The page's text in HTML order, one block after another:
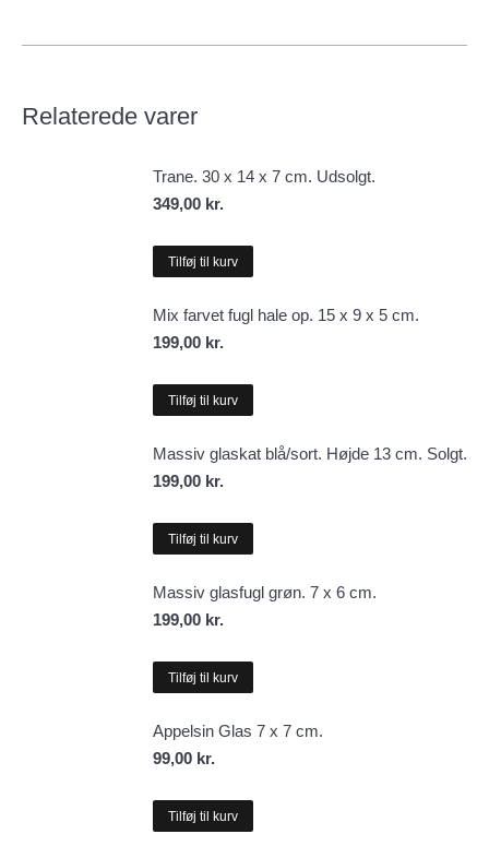
Relaterede varer
Trane. 30 x 14 x 7 cm. Udsolgt.
349,00 kr.
Tilføj til kurv
Mix farvet fugl hale op. 15 x 9 x 5 cm.
199,00 kr.
Tilføj til kurv
Massiv glaskat blå/sort. Højde 13 cm. Solgt.
199,00 kr.
Tilføj til kurv
Massiv glasfugl grøn. 7 x 6 cm.
199,00 kr.
Tilføj til kurv
Appelsin Glas 7 x 7 cm.
99,00 kr.
Tilføj til kurv